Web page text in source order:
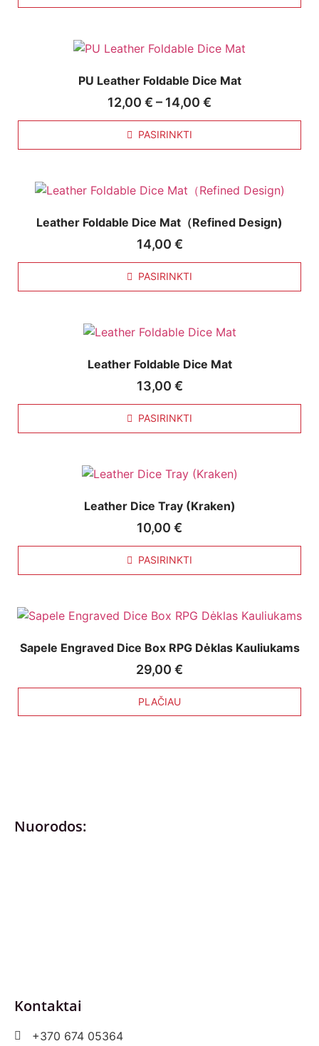
PU Leather Foldable Dice Mat
12,00 € – 14,00 €
PASIRINKTI
Leather Foldable Dice Mat（Refined Design)
14,00 €
PASIRINKTI
Leather Foldable Dice Mat
13,00 €
PASIRINKTI
Leather Dice Tray (Kraken)
10,00 €
PASIRINKTI
Sapele Engraved Dice Box RPG Dėklas Kauliukams
29,00 €
PLAČIAU
Nuorodos:
Kontaktai
+370 674 05364